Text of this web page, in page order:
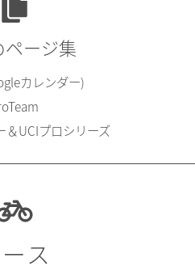
ページ集
カレンダー)
＆UCIプロシリーズ
ス